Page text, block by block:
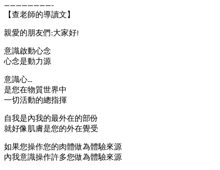
————————-
【查老師的導讀文】
親愛的朋友們:大家好!
意識啟動心念
心念是動力源
意識心…
是您在物質世界中
一切活動的總指揮
自我是內我的最外在的部份
就好像肌膚是您的外在覺受
如果您操作您的肉體做為體驗來源
內我意識操作許多您做為體驗來源